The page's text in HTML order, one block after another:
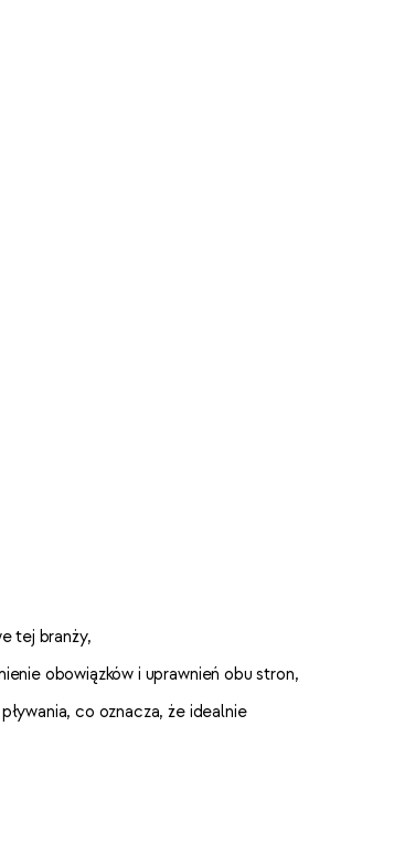
tej branży,
obowiązków i uprawnień obu stron,
co oznacza, że idealnie